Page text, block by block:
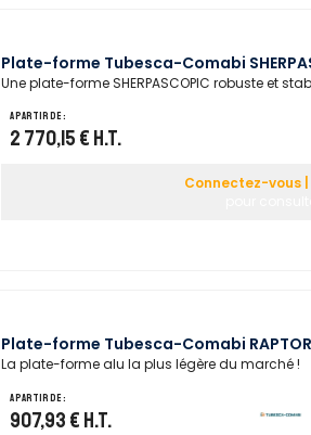
Plate-forme Tubesca-Comabi
Une plate-forme SHERPASCOPIC robuste et
A partir de :
2 770,15 € H.T.
Connectez-vous
Plate-forme Tubesca-Comabi RAPTOR
La plate-forme alu la plus légère du marché !
A partir de :
907,93 € H.T.